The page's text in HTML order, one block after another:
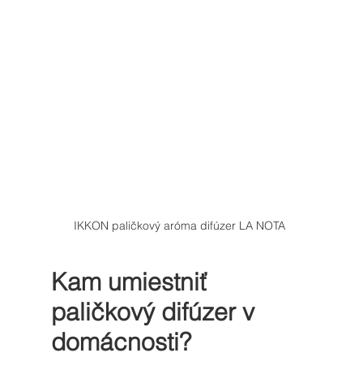
IKKON paličkový aróma difúzer LA NOTA
Kam umiestniť
paličkový difúzer v
domácnosti?